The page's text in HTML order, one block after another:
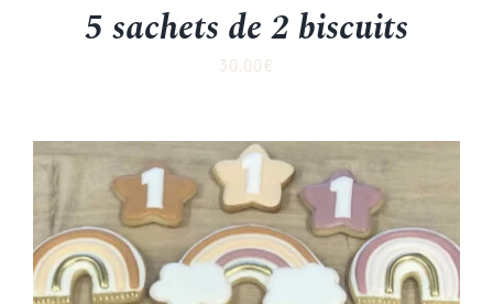
5 sachets de 2 biscuits
30.00€